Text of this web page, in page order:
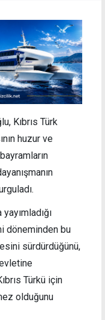
Kıbrıs Türk
huzur ve
döneminden bu
sürdürdüğünü,
Türkü için
olduğunu